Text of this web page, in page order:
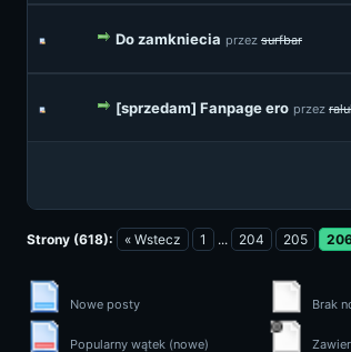
Do zamkniecia przez surfbar
[sprzedam] Fanpage ero przez
Strony (618): « Wstecz 1 ... 204 205
Nowe posty
Popularny wątek (nowe)
Brak